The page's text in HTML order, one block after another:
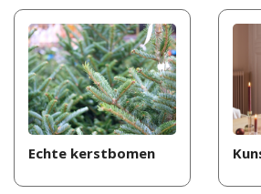
Echte kerstbomen